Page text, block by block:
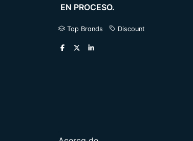
EN PROCESO.
Top Brands Discount